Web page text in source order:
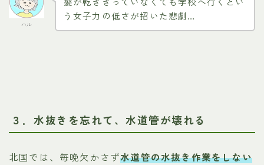
ハル
う女子力の低さが招いた悲劇…
３．水抜きを忘れて、水道管が壊れる
北国では、毎晩欠かさず水道管の水抜き作業をしない